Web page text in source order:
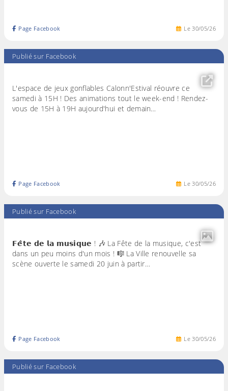
Le30/05/26
Page Facebook
Publié sur Facebook
L'espace de jeux gonflables Calonn'Estival réouvre ce
samedi à 15H ! Des animations tout le week-end ! Rendez-
vous de 15H à 19H aujourd'hui et demain…
Le30/05/26
Page Facebook
Publié sur Facebook
𝗙𝗲̂𝘁𝗲 𝗱𝗲 𝗹𝗮 𝗺𝘂𝘀𝗶𝗾𝘂𝗲 ! 🎶 La Fête de la musique, c'est
dans un peu moins d'un mois ! 🎼 La Ville renouvelle sa
scène ouverte le samedi 20 juin à partir…
Le30/05/26
Page Facebook
Publié sur Facebook